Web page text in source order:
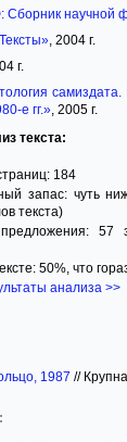
Сборник научной
, 2004 г.
г.
е гг.», 2005 г.
текста:
184
запас: чуть
текста)
57
50%, что
анализа >>
1987 //